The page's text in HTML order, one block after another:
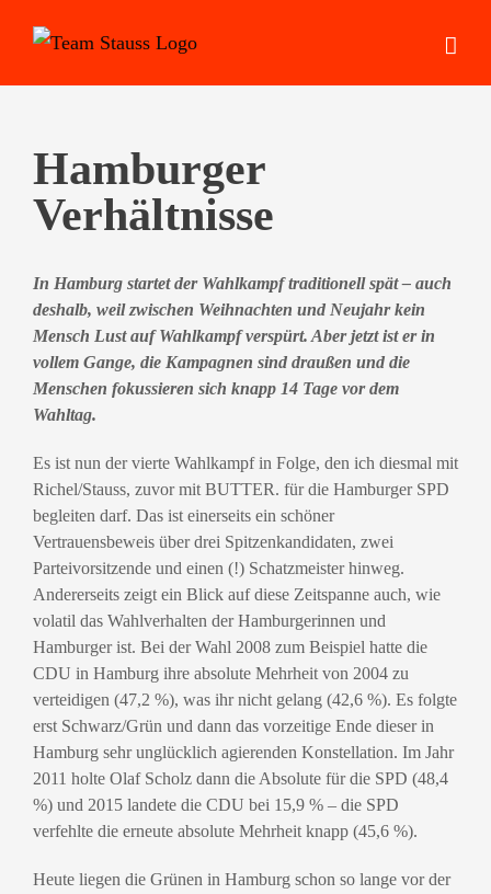
Inhalt
springen
Hamburger
Verhältnisse
In Hamburg startet der Wahlkampf traditionell spät – auch
deshalb, weil zwischen Weihnachten und Neujahr kein
Mensch Lust auf Wahlkampf verspürt. Aber jetzt ist er in
vollem Gange, die Kampagnen sind draußen und die
Menschen fokussieren sich knapp 14 Tage vor dem
Wahltag.
Es ist nun der vierte Wahlkampf in Folge, den ich diesmal mit
Richel/Stauss, zuvor mit BUTTER. für die Hamburger SPD
begleiten darf. Das ist einerseits ein schöner
Vertrauensbeweis über drei Spitzenkandidaten, zwei
Parteivorsitzende und einen (!) Schatzmeister hinweg.
Andererseits zeigt ein Blick auf diese Zeitspanne auch, wie
volatil das Wahlverhalten der Hamburgerinnen und
Hamburger ist. Bei der Wahl 2008 zum Beispiel hatte die
CDU in Hamburg ihre absolute Mehrheit von 2004 zu
verteidigen (47,2 %), was ihr nicht gelang (42,6 %). Es folgte
erst Schwarz/Grün und dann das vorzeitige Ende dieser in
Hamburg sehr unglücklich agierenden Konstellation. Im Jahr
2011 holte Olaf Scholz dann die Absolute für die SPD (48,4
%) und 2015 landete die CDU bei 15,9 % – die SPD
verfehlte die erneute absolute Mehrheit knapp (45,6 %).
Heute liegen die Grünen in Hamburg schon so lange vor der